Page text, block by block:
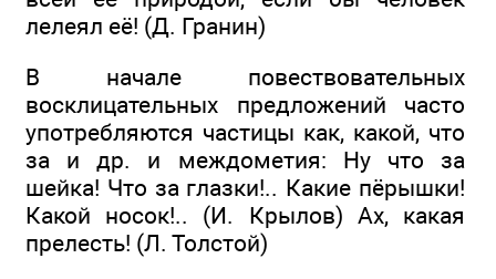
лелеял её! (Д. Гранин)
В начале повествовательных
восклицательных предложений часто
употребляются частицы как, какой, что
за и др. и междометия: Ну что за
шейка! Что за глазки!.. Какие пёрышки!
Какой носок!.. (И. Крылов) Ах, какая
прелесть! (Л. Толстой)